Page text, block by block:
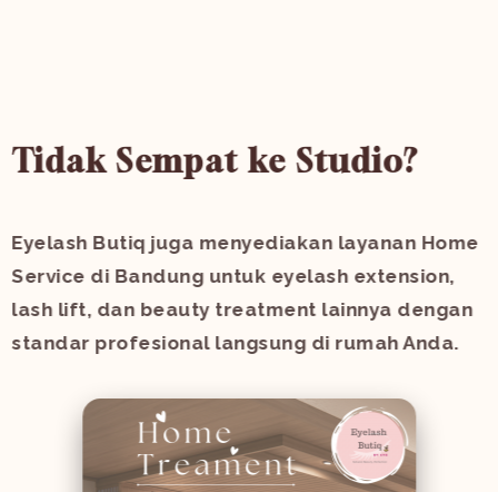
Tidak Sempat ke Studio?
Eyelash Butiq juga menyediakan layanan Home
Service di Bandung untuk eyelash extension,
lash lift, dan beauty treatment lainnya dengan
standar profesional langsung di rumah Anda.